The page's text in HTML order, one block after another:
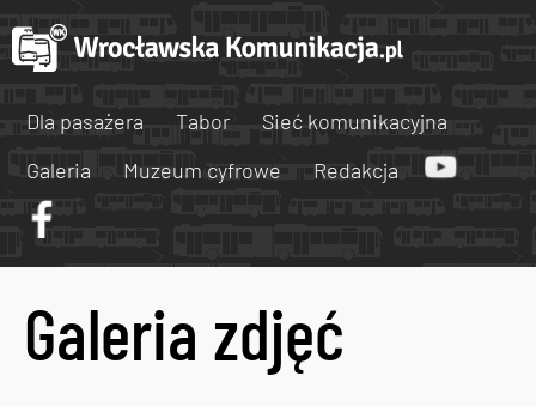
Dla pasażera Tabor
Sieć komunikacyjna
Galeria
Muzeum cyfrowe Redakcja
Galeria zdjęć